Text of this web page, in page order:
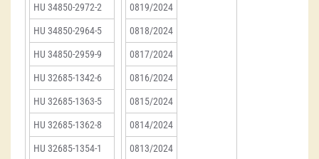
HU 34850-2972-2
HU 34850-2964-5
HU 34850-2959-9
HU 32685-1342-6
HU 32685-1363-5
HU 32685-1362-8
HU 32685-1354-1
0819/2024
0818/2024
0817/2024
0816/2024
0815/2024
0814/2024
0813/2024